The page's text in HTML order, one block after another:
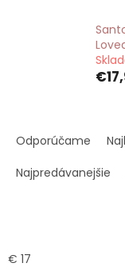
a
e
r
Odporúčame
Najpredávanejšie
€ 17